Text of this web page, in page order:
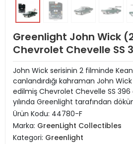
Greenlight John Wick
Chevrolet Chevelle SS
John Wick serisinin 2 filminde
canlandırdığı kahraman John
edilmiş Chevrolet Chevelle SS
yılında Greenlight tarafından
Ürün Kodu: 44780-F
Marka: GreenLight Collectibles
Kategori: Greenlight